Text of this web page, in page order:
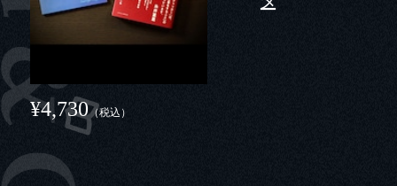
¥4,730（税込）